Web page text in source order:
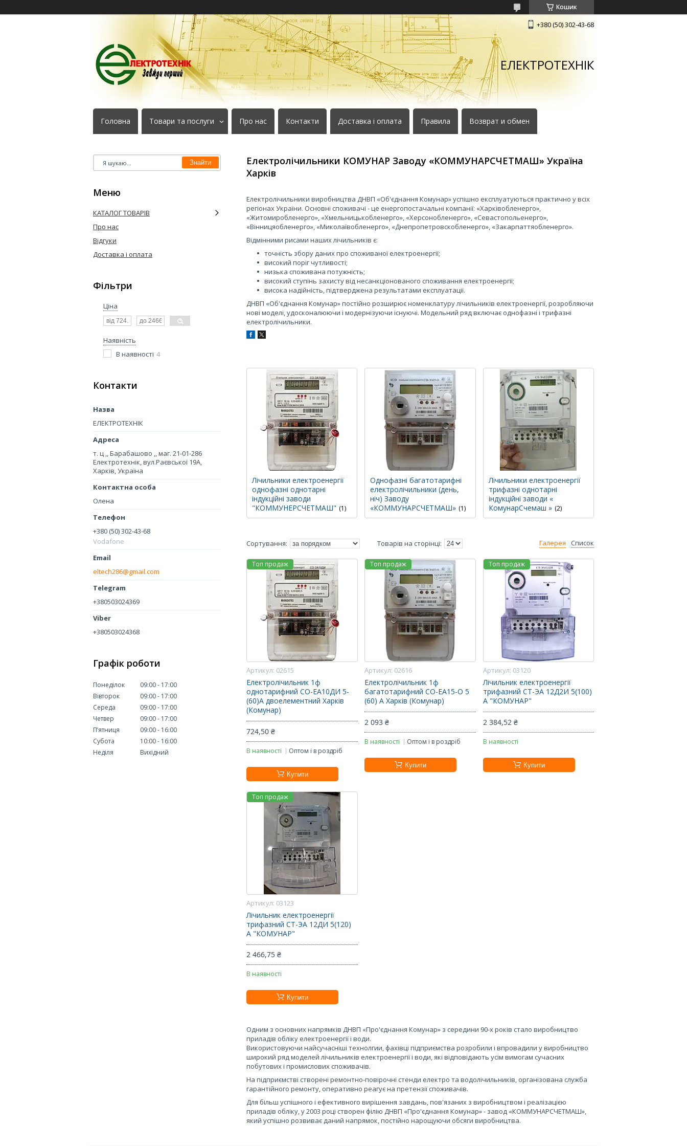
Кошик
+380 (50) 302-43-68
ЕЛЕКТРОТЕХНІК
Головна Товари та послуги Про нас Контакти Доставка і оплата Правила Возврат и обмен
Електролічильники КОМУНАР Заводу «КОММУНАРСЧЕТМАШ» Україна
Харків
Електролічильники виробництва ДНВП «Об'єднання Комунар» успішно експлуатуються практично у всіх
регіонах України. Основні споживачі - це енергопостачальні компанії: «Харківобленерго»,
«Житомиробленерго», «Хмельницькобленерго», «Херсонобленерго», «Севастопольенерго»,
«Вінницяобленерго», «Миколаївобленерго», «Днепропетровскобленерго», «Закарпаттяобленерго».
Відмінними рисами наших лічильників є:
точність збору даних про споживаної електроенергії;
високий поріг чутливості;
низька споживана потужність;
високий ступінь захисту від несанкціонованого споживання електроенергії;
висока надійність, підтверджена результатами експлуатації.
ДНВП «Об'єднання Комунар» постійно розширює номенклатуру лічильників електроенергії, розробляючи
нові моделі, удосконалюючи і модернізуючи існуючі. Модельний ряд включає однофазні і трифазні
електролічильники.
Лічильники електроенергії
однофазні однотарні
індукційні заводи
"КОММУНЕРСЧЕТМАШ"
1
Однофазні багатотарифні
електролічильники (день,
ніч) Заводу
«КОММУНАРСЧЕТМАШ» 1
Лічильники електроенергії
трифазні однотарні
індукційні заводи «
КомунарСчемаш » 2
Галерея Список
Топ продаж
02615
Електролічильник 1ф
однотарифний СО-ЕА10ДИ 5-
(60)А двоелементний Харків
(Комунар)
724,50 ₴
В наявності Оптом і в роздріб
Купити
Топ продаж
02616
Електролічильник 1ф
багатотарифний СО-ЕА15-О 5
(60) А Харків (Комунар)
2 093 ₴
В наявності Оптом і в роздріб
Купити
Топ продаж
03120
Лічильник електроенергії
трифазний СТ-ЭА 12Д2И 5(100)
А "КОМУНАР"
2 384,52 ₴
В наявності
Купити
Топ продаж
03123
Лічильник електроенергії
трифазний СТ-ЭА 12ДИ 5(120)
А "КОМУНАР"
2 466,75 ₴
В наявності
Купити
Одним з основних напрямків ДНВП «Про'єднання Комунар» з середини 90-х років стало виробництво
приладів обліку електроенергії і води.
Використовуючи найсучасніші технолгии, фахівці підприємства розробили і впровадили у виробництво
широкий ряд моделей лічильників електроенергії і води, які відповідають усім вимогам сучасних
побутових і промислових споживачів.
На підприємстві створені ремонтно-повірочні стенди електро та водолічильників, організована служба
гарантійного ремонту, оперативно реагує на претензії споживачів.
Для більш успішного і ефективного вирішення завдань, пов'язаних з виробництвом і реалізацією
приладів обліку, у 2003 році створен філію ДНВП «Про'єднання Комунар» - завод «КОММУНАРСЧЕТМАШ»,
який успішно розвиває даний напрямок, постійно нарощуючи обсяги виробництва.
Знайти
КАТАЛОГ ТОВАРІВ
Про нас
Відгуки
Доставка і оплата
Фільтри
Ціна
Наявність
В наявності 4
Контакти
ЕЛЕКТРОТЕХНІК
т. ц ,, Барабашово ,, маг. 21-01-286
Електротехнік, вул.Раєвської 19А,
Харків, Україна
Олена
+380 (50) 302-43-68
Vodafone
eltech286@gmail.com
+380503024369
+380503024368
Графік роботи
Понеділок 09:00
17:00
Вівторок
09:00
17:00
Середа
09:00
17:00
Четвер
09:00
17:00
Пʼятниця
09:00
16:00
Субота
10:00
16:00
Неділя
Вихідний